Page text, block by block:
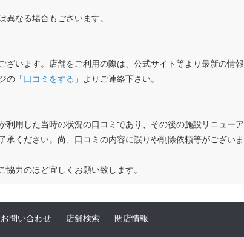
なる場合もございます。
います。店舗をご利用の際は、公式サイト等より最新の情報
の「 口コミをする 」よりご連絡下さい。
用した当時の状況の口コミであり、その後の施設リニューア
ください。尚、口コミの内容に誤りや削除依頼等がございま
力のほど宜しくお願い致します。
お問い合わせ 店舗検索 閉店情報